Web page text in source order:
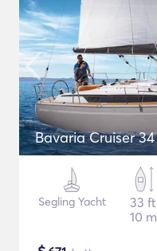
Bavaria Cruiser 34
Segling Yacht
33 ft
10 m